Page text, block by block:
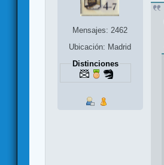
Mensajes: 2462
Ubicación: Madrid
Distinciones